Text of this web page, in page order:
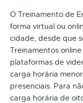
O Treinamento de
forma virtual ou
cidade, desde que
Treinamentos
plataformas de
carga horária
presenciais. Para
carga horária de